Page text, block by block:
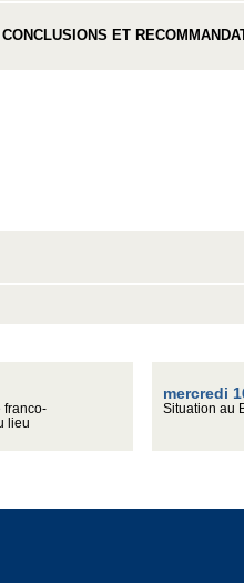
ET
franco-
lieu
mercredi
Situation au